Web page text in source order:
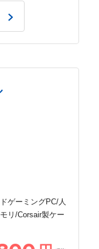
ゲーミングPC/人
リ/Corsair製ケー